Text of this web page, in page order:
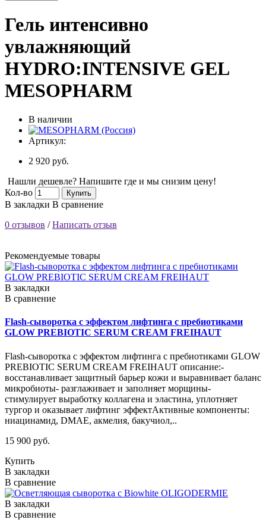
Гель интенсивно
увлажняющий
HYDRO:INTENSIVE GEL
MESOPHARM
В наличии
Артикул:
2 920 руб.
Нашли дешевле? Напишите где и мы снизим цену!
Кол-во
Купить
В закладки В сравнение
0 отзывов /Написать отзыв
Рекомендуемые товары
В закладки
В сравнение
Flash-сыворотка с эффектом лифтинга с пребиотиками
GLOW PREBIOTIC SERUM CREAM FREIHAUT
Flash-сыворотка с эффектом лифтинга с пребиотиками GLOW
PREBIOTIC SERUM CREAM FREIHAUT описание:-
восстанавливает защитный барьер кожи и выравнивает баланс
микробиоты- разглаживает и заполняет морщины-
стимулирует выработку коллагена и эластина, уплотняет
тургор и оказывает лифтинг эффектАктивные компоненты:
ниацинамид, DMAE, акмелия, бакучиол,..
15 900 руб.
Купить
В закладки
В сравнение
В закладки
В сравнение